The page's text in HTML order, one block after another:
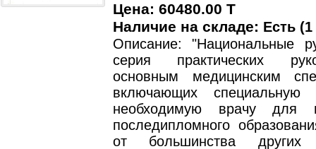
Цена: 60480.00 T
Наличие на складе: Есть
Описание: "Национальные
серия практических
основным медицинским
включающих специальную
необходимую врачу для
последипломного
от большинства